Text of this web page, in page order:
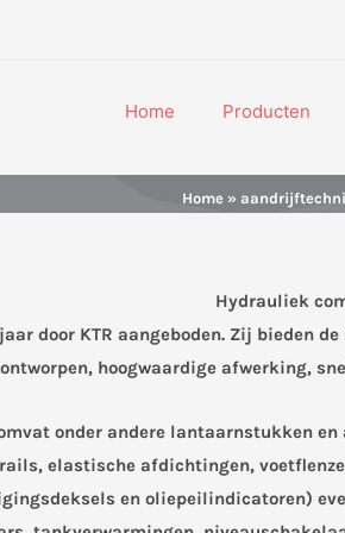
Home Producten
Home »
Hydrauliek
door KTR aangeboden. Zij bieden
hoogwaardige afwerking,
onder andere lantaarnstukken
elastische afdichtingen,
en oliepeilindicatoren)